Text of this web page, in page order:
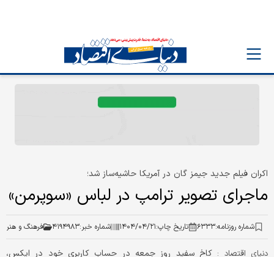
اکران فیلم جدید جیمز گان در آمریکا حاشیه‌ساز شد؛
ماجرای تصویر ترامپ در لباس «سوپرمن»
شماره روزنامه:۶۳۳۳ تاریخ چاپ:۱۴۰۴/۰۴/۲۱ شماره خبر:۴۱۹۴۹۸۳ فرهنگ و هنر
دنیای اقتصاد : کاخ سفید روز جمعه در حساب کاربری خود در ایکس،